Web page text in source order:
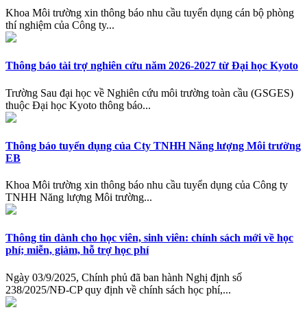
Khoa Môi trường xin thông báo nhu cầu tuyển dụng cán bộ phòng
thí nghiệm của Công ty...
Thông báo tài trợ nghiên cứu năm 2026-2027 từ Đại học Kyoto
Trường Sau đại học về Nghiên cứu môi trường toàn cầu (GSGES)
thuộc Đại học Kyoto thông báo...
Thông báo tuyển dụng của Cty TNHH Năng lượng Môi trường
EB
Khoa Môi trường xin thông báo nhu cầu tuyển dụng của Công ty
TNHH Năng lượng Môi trường...
Thông tin dành cho học viên, sinh viên: chính sách mới về học
phí; miễn, giảm, hỗ trợ học phí
Ngày 03/9/2025, Chính phủ đã ban hành Nghị định số
238/2025/NĐ-CP quy định về chính sách học phí,...